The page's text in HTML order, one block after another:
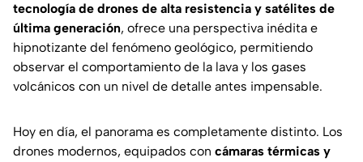
tecnología de drones de alta resistencia y satélites de
última generación, ofrece una perspectiva inédita e
hipnotizante del fenómeno geológico, permitiendo
observar el comportamiento de la lava y los gases
volcánicos con un nivel de detalle antes impensable.
Hoy en día, el panorama es completamente distinto. Los
drones modernos, equipados con cámaras térmicas y